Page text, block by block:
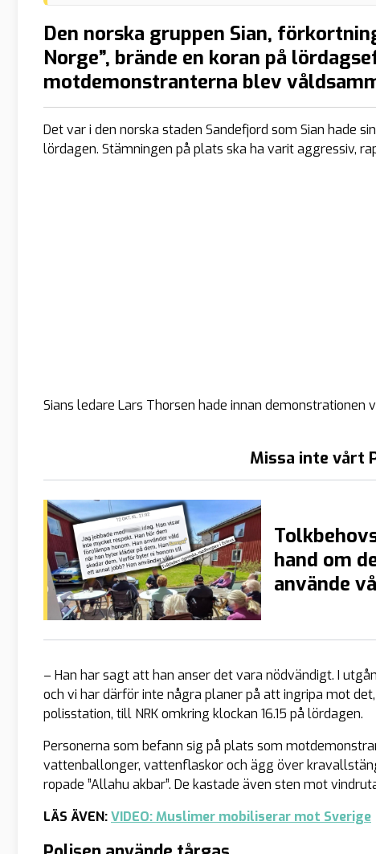
Den norska gruppen Sian,
Norge”, brände en koran på
motdemonstranterna blev
Det var i den norska staden Sandefjord som Sian hade
lördagen. Stämningen på plats ska ha varit aggressiv,
Sians ledare Lars Thorsen hade innan
Missa inte vårt
hand om
använde
– Han har sagt att han anser det vara nödvändigt. I
och vi har därför inte några planer på att ingripa mot
polisstation, till NRK omkring klockan 16.15 på lördagen.
Personerna som befann sig på plats som
vattenballonger, vattenflaskor och ägg över
ropade ”Allahu akbar”. De kastade även sten mot
LÄS ÄVEN:VIDEO: Muslimer mobiliserar mot Sverige